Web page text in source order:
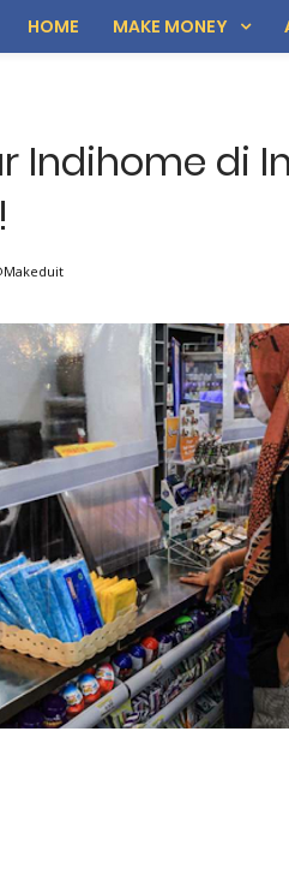
HOME MAKE MONEY
Indihome di